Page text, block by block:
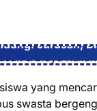
Jurusan,
yang
swasta